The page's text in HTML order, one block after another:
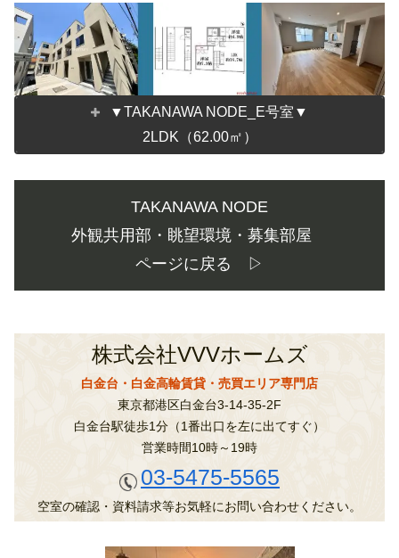
▼TAKANAWA NODE_E号室▼
2LDK（62.00㎡）
TAKANAWA NODE
外観共用部・眺望環境・募集部屋
ページに戻る ▷
株式会社VVVホームズ
白金台・白金高輪賃貸・売買エリア専門店
東京都港区白金台3-14-35-2F
白金台駅徒歩1分（1番出口を左に出てすぐ）
営業時間10時～19時
03-5475-5565
空室の確認・資料請求等お気軽にお問い合わせください。